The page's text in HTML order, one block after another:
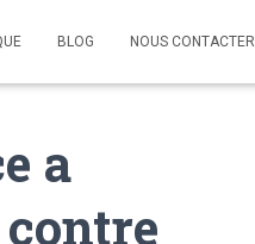
BLOG NOUS CONTACTER
a